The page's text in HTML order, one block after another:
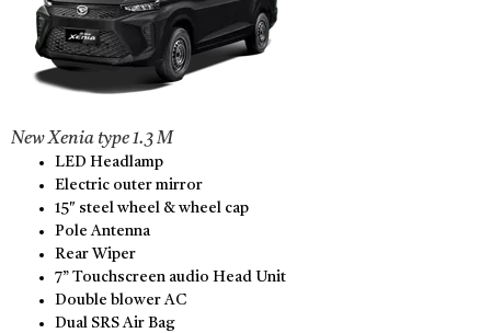
New Xenia type 1.3 M
LED Headlamp
Electric outer mirror
15″ steel wheel & wheel cap
Pole Antenna
Rear Wiper
7” Touchscreen audio Head Unit
Double blower AC
Dual SRS Air Bag